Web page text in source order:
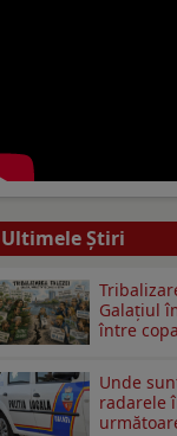
Ultimele Ştiri
Galațiul
între
Unde
radarele